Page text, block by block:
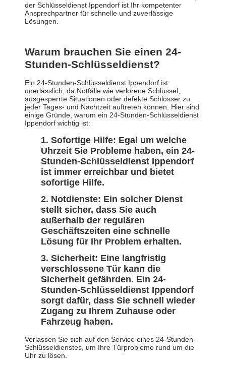
der Schlüsseldienst Ippendorf ist Ihr kompetenter
Ansprechpartner für schnelle und zuverlässige
Lösungen.
Warum brauchen Sie einen 24-
Stunden-Schlüsseldienst?
Ein 24-Stunden-Schlüsseldienst Ippendorf ist
unerlässlich, da Notfälle wie verlorene Schlüssel,
ausgesperrte Situationen oder defekte Schlösser zu
jeder Tages- und Nachtzeit auftreten können. Hier sind
einige Gründe, warum ein 24-Stunden-Schlüsseldienst
Ippendorf wichtig ist:
Sofortige Hilfe: Egal um welche
Uhrzeit Sie Probleme haben, ein 24-
Stunden-Schlüsseldienst Ippendorf
ist immer erreichbar und bietet
sofortige Hilfe.
Notdienste: Ein solcher Dienst
stellt sicher, dass Sie auch
außerhalb der regulären
Geschäftszeiten eine schnelle
Lösung für Ihr Problem erhalten.
Sicherheit: Eine langfristig
verschlossene Tür kann die
Sicherheit gefährden. Ein 24-
Stunden-Schlüsseldienst Ippendorf
sorgt dafür, dass Sie schnell wieder
Zugang zu Ihrem Zuhause oder
Fahrzeug haben.
Verlassen Sie sich auf den Service eines 24-Stunden-
Schlüsseldienstes, um Ihre Türprobleme rund um die
Uhr zu lösen.